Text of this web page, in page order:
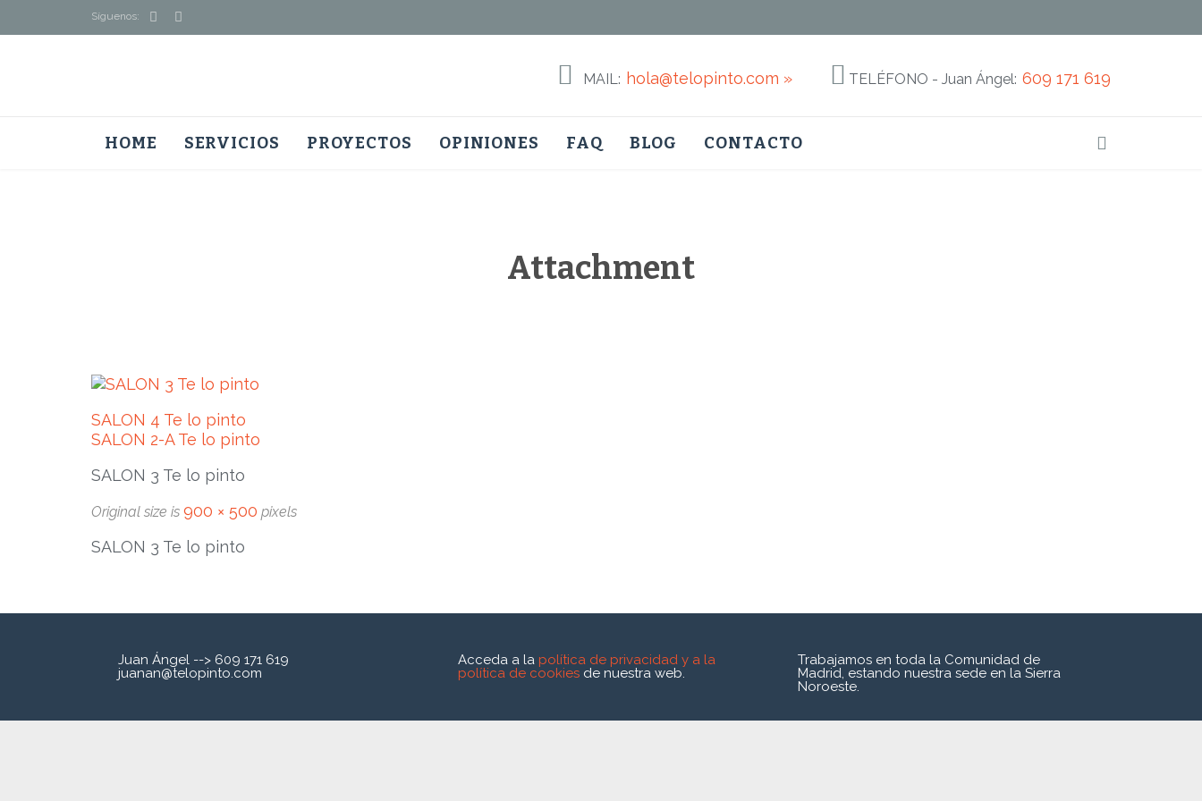
Síguenos:  
 MAIL: hola@telopinto.com »  TELÉFONO - Juan Ángel: 609 171 619
to
HOME SERVICIOS PROYECTOS OPINIONES FAQ BLOG CONTACTO 
Attachment
SALON 4 Te lo pinto
SALON 2-A Te lo pinto
SALON 3 Te lo pinto
Original size is 900 × 500 pixels
SALON 3 Te lo pinto
Juan Ángel --> 609 171 619
juanan@telopinto.com
Acceda a la política de privacidad y a la
política de cookies de nuestra web.
Trabajamos en toda la Comunidad de
Madrid, estando nuestra sede en la Sierra
Noroeste.